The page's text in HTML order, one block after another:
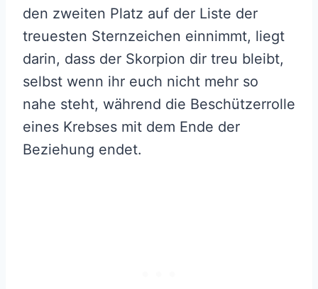
den zweiten Platz auf der Liste der
treuesten Sternzeichen einnimmt, liegt
darin, dass der Skorpion dir treu bleibt,
selbst wenn ihr euch nicht mehr so
nahe steht, während die Beschützerrolle
eines Krebses mit dem Ende der
Beziehung endet.